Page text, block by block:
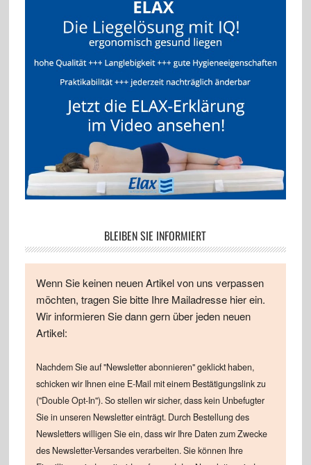
BLEIBEN SIE INFORMIERT
Wenn Sie keinen neuen Artikel von uns verpassen
möchten, tragen Sie bitte Ihre Mailadresse hier ein.
Wir informieren Sie dann gern über jeden neuen
Artikel:
Nachdem Sie auf "Newsletter abonnieren" geklickt haben,
schicken wir Ihnen eine E-Mail mit einem Bestätigungslink zu
("Double Opt-In"). So stellen wir sicher, dass kein Unbefugter
Sie in unseren Newsletter einträgt. Durch Bestellung des
Newsletters willigen Sie ein, dass wir Ihre Daten zum Zwecke
des Newsletter-Versandes verarbeiten. Sie können Ihre